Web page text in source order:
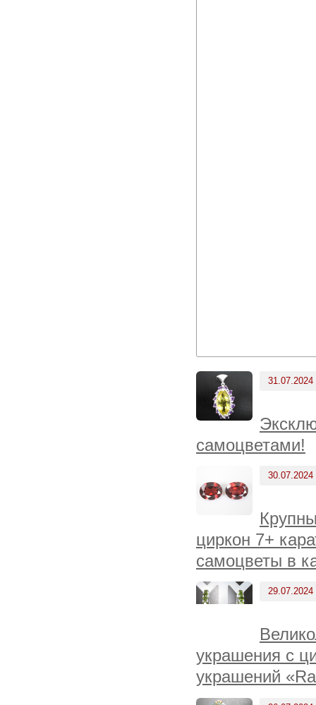
31.07.2024
самоцветами!
30.07.2024
циркон 7+
самоцветы в
29.07.2024
украшения с
украшений